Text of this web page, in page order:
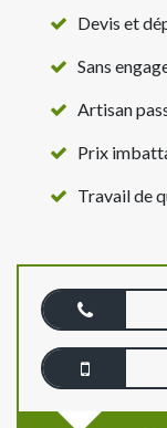
Devis et
Sans
Artisan
Prix
Travail de